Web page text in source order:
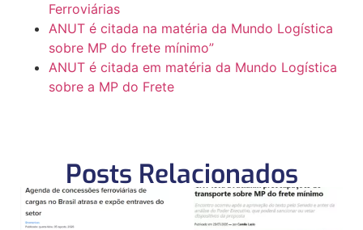
Ferroviárias
ANUT é citada na matéria da Mundo Logística
sobre MP do frete mínimo”
ANUT é citada em matéria da Mundo Logística
sobre a MP do Frete
Posts Relacionados